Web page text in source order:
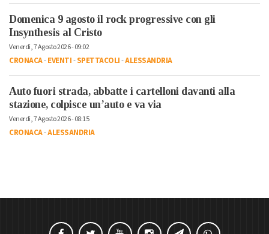
Domenica 9 agosto il rock progressive con gli
Insynthesis al Cristo
Venerdì, 7 Agosto 2026 - 09:02
CRONACA-EVENTI-SPETTACOLI-ALESSANDRIA
Auto fuori strada, abbatte i cartelloni davanti alla
stazione, colpisce un’auto e va via
Venerdì, 7 Agosto 2026 - 08:15
CRONACA-ALESSANDRIA